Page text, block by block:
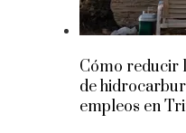
Cómo reducir
de
empleos en